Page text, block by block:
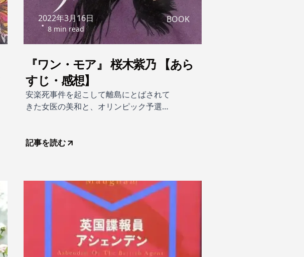
2022年3月16日
8 min read
BOOK
『ワン・モア』 桜木紫乃 【あら
すじ・感想】
安楽死事件を起こして離島にとばされて
きた女医の美和と、オリンピック予選の
て躰を重ねる男と女は、まるで夜の海に
ようもない淋しさにひりつく心。
記事を読む